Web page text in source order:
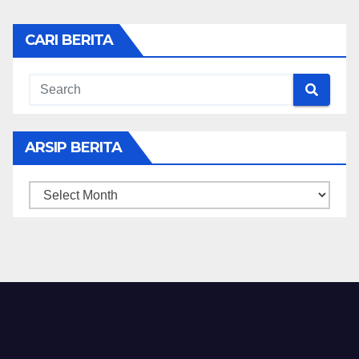
CARI BERITA
ARSIP BERITA
ARSIP